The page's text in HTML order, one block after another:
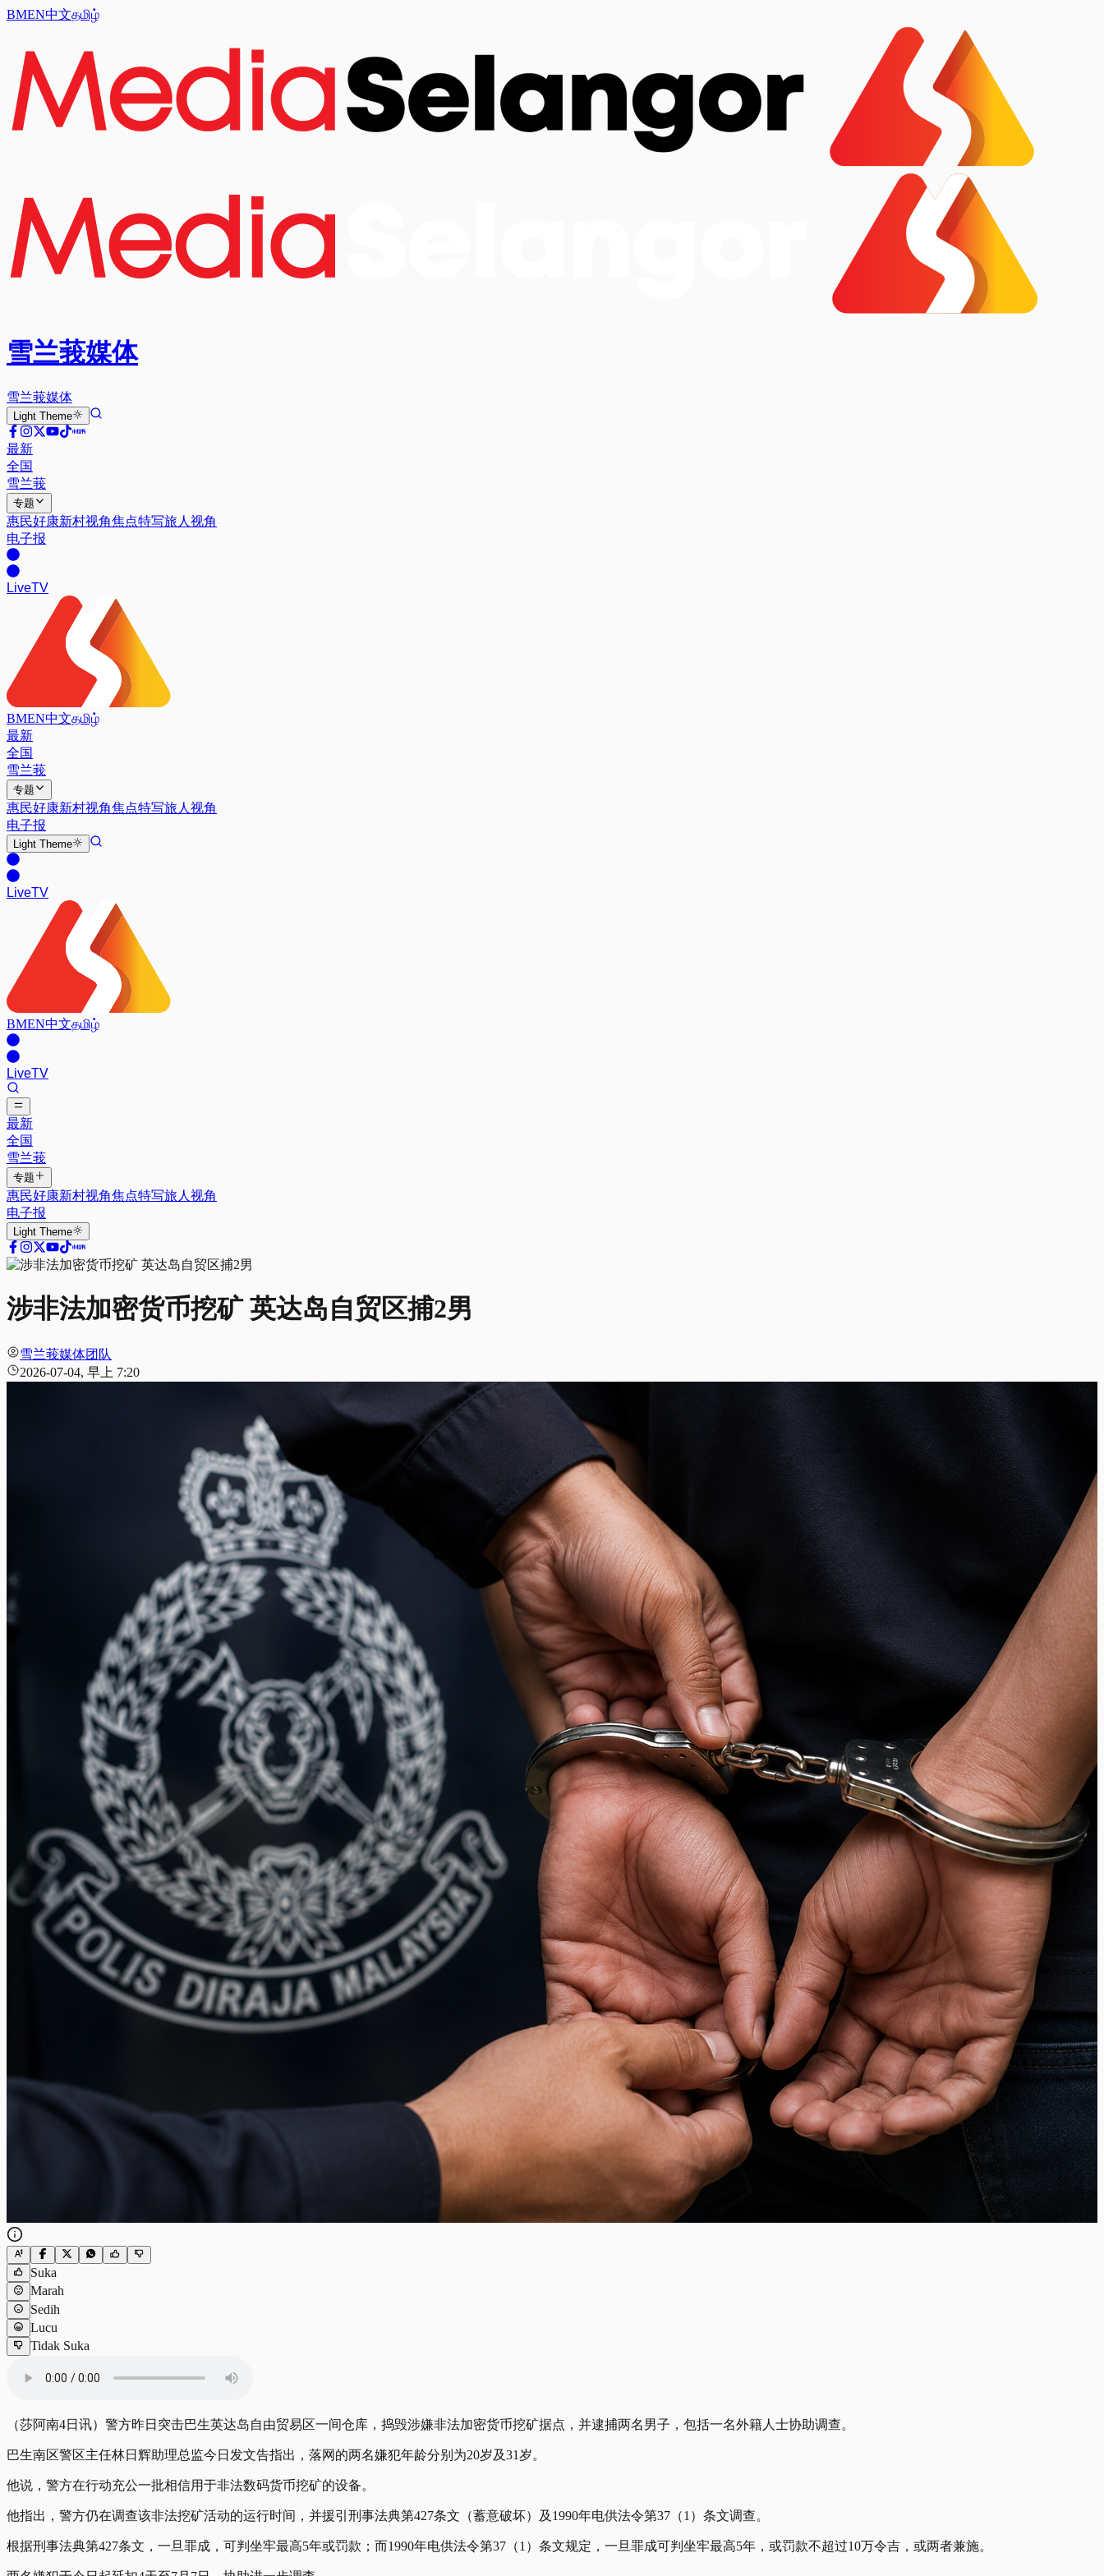
BMEN中文தமிழ்
雪兰莪媒体
雪兰莪媒体
Light Theme
最新
全国
雪兰莪
专题
惠民好康新村视角焦点特写旅人视角
电子报
LiveTV
BMEN中文தமிழ்
最新
全国
雪兰莪
专题
惠民好康新村视角焦点特写旅人视角
电子报
Light Theme
LiveTV
BMEN中文தமிழ்
LiveTV
最新
全国
雪兰莪
专题
惠民好康新村视角焦点特写旅人视角
电子报
Light Theme
涉非法加密货币挖矿 英达岛自贸区捕2男
雪兰莪媒体团队
2026-07-04, 早上 7:20
Suka
Marah
Sedih
Lucu
Tidak Suka
（莎阿南4日讯）警方昨日突击巴生英达岛自由贸易区一间仓库，捣毁涉嫌非法加密货币挖矿据点，并逮捕两名男子，包括一名外籍人士协助调查。
巴生南区警区主任林日辉助理总监今日发文告指出，落网的两名嫌犯年龄分别为20岁及31岁。
他说，警方在行动充公一批相信用于非法数码货币挖矿的设备。
他指出，警方仍在调查该非法挖矿活动的运行时间，并援引刑事法典第427条文（蓄意破坏）及1990年电供法令第37（1）条文调查。
根据刑事法典第427条文，一旦罪成，可判坐牢最高5年或罚款；而1990年电供法令第37（1）条文规定，一旦罪成可判坐牢最高5年，或罚款不超过10万令吉，或两者兼施。